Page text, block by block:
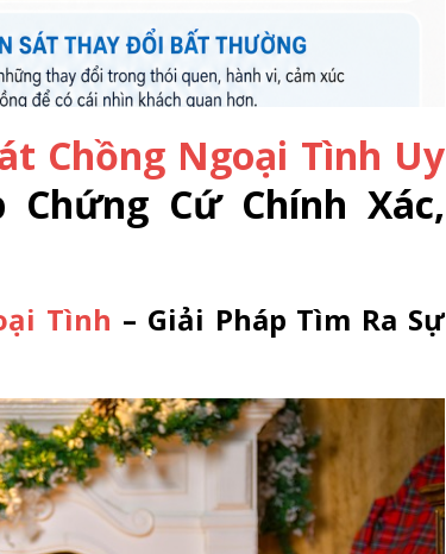
Chồng Ngoại Tình Uy
Cứ Chính Xác,
Tình – Giải Pháp Tìm Ra Sự